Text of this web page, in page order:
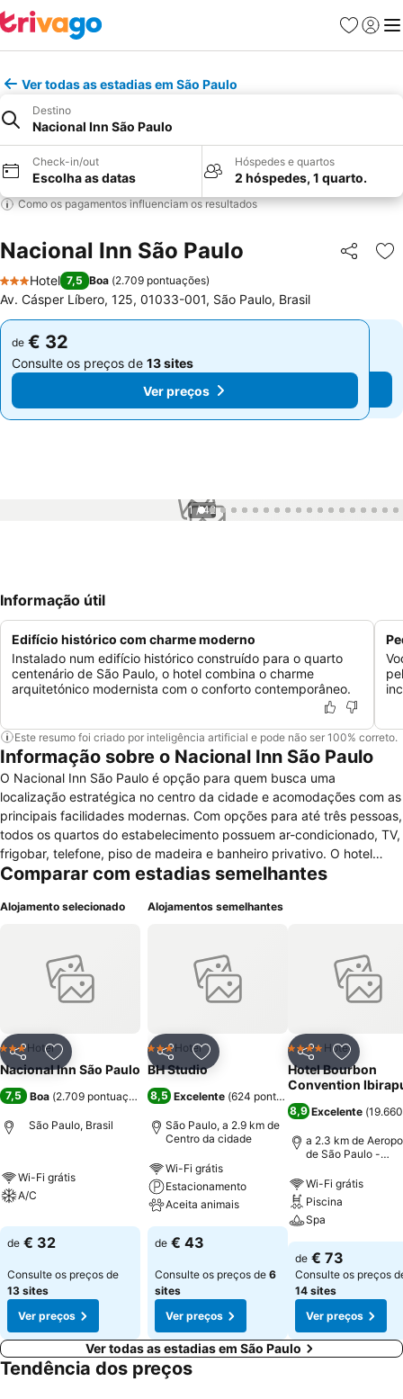
Favoritos
Iniciar
Ver todas as estadias em São Paulo
Destino
Nacional Inn São Paulo
Check-in/out
Escolha as datas
Hóspedes e quartos
2 hóspedes, 1 quarto.
Como os pagamentos influenciam os resultados
Nacional Inn São Paulo Partilhar
3 Estrelas
Hotel 7,5 Boa (2.709 pontuações)
Av. Cásper Líbero, 125, 01033-001, São Paulo, Brasil
de € 32
Consulte os preços de 13 sites
Ver preços
de € 32
Consulte os preços de 13 sites
Ver preços
1 / 42
Informação útil
Edifício histórico com charme moderno
Instalado num edifício histórico construído para o quarto
centenário de São Paulo, o hotel combina o charme
arquitetónico modernista com o conforto contemporâneo.
Este resumo foi criado por inteligência artificial e pode não ser 100% correto.
Informação sobre o Nacional Inn São Paulo
O Nacional Inn São Paulo é opção para quem busca uma
localização estratégica no centro da cidade e acomodações com as
principais facilidades modernas. Com opções para até três pessoas,
todos os quartos do estabelecimento possuem ar-condicionado, TV,
frigobar, telefone, piso de madeira e banheiro privativo. O hotel
oferece Wi-Fi gratuito nas áreas comuns e, com pagamento à parte,
manhã está incluído na diária. Para as outras refeições, existem
Nacional Inn São Paulo está localizado a cerca de dez minutos de
caminhada das estações de metrô São Bento e Luz, e também da
Pinacoteca do Estado. Centros comerciais como as ruas 25 de
Comparar com estadias semelhantes
Alojamento selecionado
PartilharAdicionar aos favoritos
3 Estrelas
Hotel
Nacional Inn São Paulo
7,5 Boa (2.709 pontuações )
São Paulo, Brasil
Wi-Fi grátis
A/C
de € 32
Consulte os preços de
13 sites
Ver preços
Alojamentos semelhantes
PartilharAdicionar aos favoritos
3 Estrelas
Hotel
BH Studio
8,5 Excelente (624 pontuações
São Paulo, a 2.9 km de
Centro da cidade
Wi-Fi grátis
Estacionamento
Aceita animais
de € 43
Consulte os preços de 6
sites
Ver preços
Partilhar
4 EstrelasHotel
Hotel Bourbon
Convention
8,9 Excelente (
a 2.3 km de
de São Paulo -
Wi-Fi grátis
Piscina
Spa
de € 73
Consulte os preços
14 sites
Ver preços
Ver todas as estadias em São Paulo
Tendência dos preços